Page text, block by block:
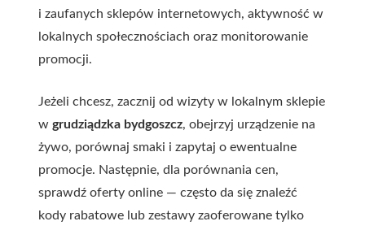
i zaufanych sklepów internetowych, aktywność w
lokalnych społecznościach oraz monitorowanie
promocji.
Jeżeli chcesz, zacznij od wizyty w lokalnym sklepie
w grudziądzka bydgoszcz, obejrzyj urządzenie na
żywo, porównaj smaki i zapytaj o ewentualne
promocje. Następnie, dla porównania cen,
sprawdź oferty online — często da się znaleźć
kody rabatowe lub zestawy zaoferowane tylko